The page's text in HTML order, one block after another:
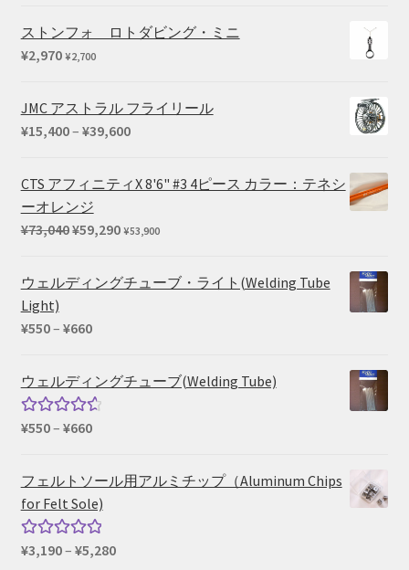
で
し
¥54,450
で
し
の
価
¥114,400
ストンフォ ロトダビング・ミニ
¥2,970 ¥2,700
JMC アストラル フライリール
¥15,400– ¥39,600価
帯:
CTS アフィニティX 8'6" #3 4ピース カラー：テネシ
ーオレンジ
¥73,040元
価
し
た。
¥59,290現
の
で
¥53,900
ウェルディングチューブ・ライト(Welding Tube
Light)
¥550– ¥660価
帯:
¥550
ウェルディングチューブ(Welding Tube)
5段階中
¥550– ¥660価
帯:
¥550
–
フェルトソール用アルミチップ（Aluminum Chips
for Felt Sole)
5段階中
¥3,190– ¥5,280価